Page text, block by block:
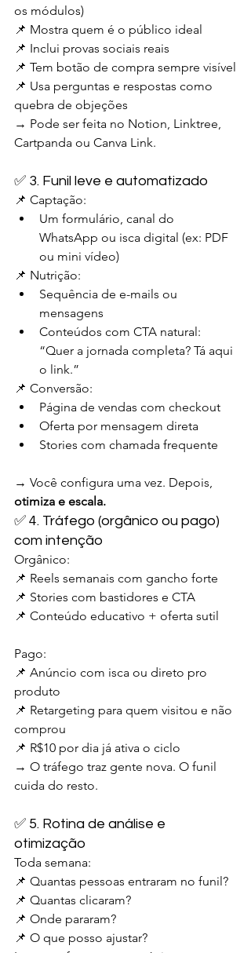
os módulos)
📌 Mostra quem é o público ideal
📌 Inclui provas sociais reais
📌 Tem botão de compra sempre visível
📌 Usa perguntas e respostas como
quebra de objeções
→ Pode ser feita no Notion, Linktree,
Cartpanda ou Canva Link.
✅ 3. Funil leve e automatizado
📌 Captação:
Um formulário, canal do
WhatsApp ou isca digital (ex: PDF
ou mini vídeo)
📌 Nutrição:
Sequência de e-mails ou
mensagens
Conteúdos com CTA natural:
“Quer a jornada completa? Tá aqui
o link.”
📌 Conversão:
Página de vendas com checkout
Oferta por mensagem direta
Stories com chamada frequente
→ Você configura uma vez. Depois,
otimiza e escala.
✅ 4. Tráfego (orgânico ou pago)
com intenção
Orgânico:
📌 Reels semanais com gancho forte
📌 Stories com bastidores e CTA
📌 Conteúdo educativo + oferta sutil
Pago:
📌 Anúncio com isca ou direto pro
produto
📌 Retargeting para quem visitou e não
comprou
📌 R$10 por dia já ativa o ciclo
→ O tráfego traz gente nova. O funil
cuida do resto.
✅ 5. Rotina de análise e
otimização
Toda semana:
📌 Quantas pessoas entraram no funil?
📌 Quantas clicaram?
📌 Onde pararam?
📌 O que posso ajustar?